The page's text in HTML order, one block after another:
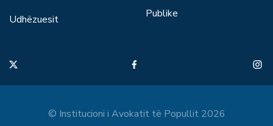
Udhëzuesit
Publike
© Institucioni i Avokatit të Popullit 2026